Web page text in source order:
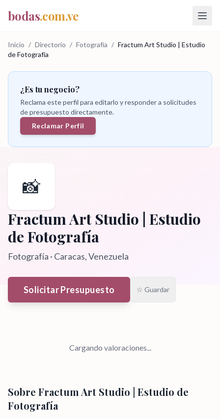
bodas.com.ve
Inicio / Directorio / Fotografía / Fractum Art Studio | Estudio
de Fotografía
¿Es tu negocio?
Reclama este perfil para editarlo y responder a solicitudes
de presupuesto directamente.
Reclamar Perfil
📸
Fractum Art Studio | Estudio
de Fotografía
Fotografía · Caracas, Venezuela
Solicitar Presupuesto ☆ Guardar
Cargando valoraciones...
Sobre Fractum Art Studio | Estudio de
Fotografía